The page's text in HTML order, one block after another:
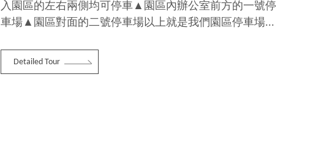
入園區的左右兩側均可停車▲園區內辦公室前方的一號停
車場▲園區對面的二號停車場以上就是我們園區停車場...
Detailed Tour